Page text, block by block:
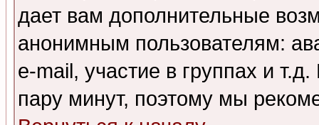
дает вам дополнительные
анонимным пользователям:
e-mail, участие в группах и
пару минут, поэтому мы